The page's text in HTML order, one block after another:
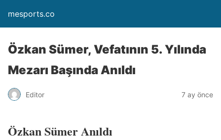
mesports.co
Özkan Sümer, Vefatının 5. Yılında
Mezarı Başında Anıldı
Editor 7 ay önce
Özkan Sümer Anıldı